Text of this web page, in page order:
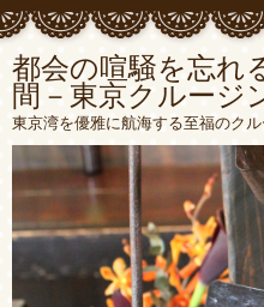
都会の喧騒を忘れ
間－東京クルージ
東京湾を優雅に航海する至福のク